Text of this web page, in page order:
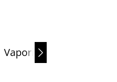
Vaporizer